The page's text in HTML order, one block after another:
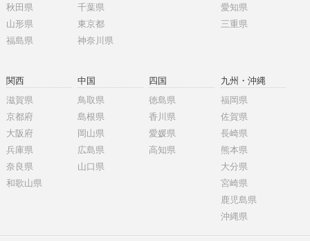
秋田県
山形県
福島県
千葉県
東京都
神奈川県
愛知県
三重県
関西
滋賀県
京都府
大阪府
兵庫県
奈良県
和歌山県
中国
鳥取県
島根県
岡山県
広島県
山口県
四国
徳島県
香川県
愛媛県
高知県
九州・沖縄
福岡県
佐賀県
長崎県
熊本県
大分県
宮崎県
鹿児島県
沖縄県